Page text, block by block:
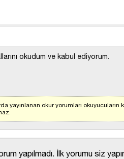
okudum ve kabul ediyorum.
yayınlanan okur yorumları
yapılmadı. İlk yorumu siz